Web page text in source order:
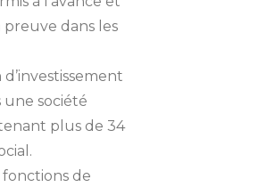
preuve dans les
d’investissement
société
plus de 34
fonctions de